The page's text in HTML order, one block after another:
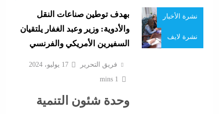
نشرة الأخبار
نشرة لايف
بهدف توطين صناعات النقل
والأدوية: وزير وعبد الغفار يلتقيان
السفيرين الأمريكي والفرنسي
فريق التحرير
17 يوليو، 2024
1 mins
وحدة شئون التنمية
جدل كبير حول كواليس حفل شيرين من الوزن لنسيان
كلمات الأغانى وردود الفعل الغريبة
17 يوليو، 2024